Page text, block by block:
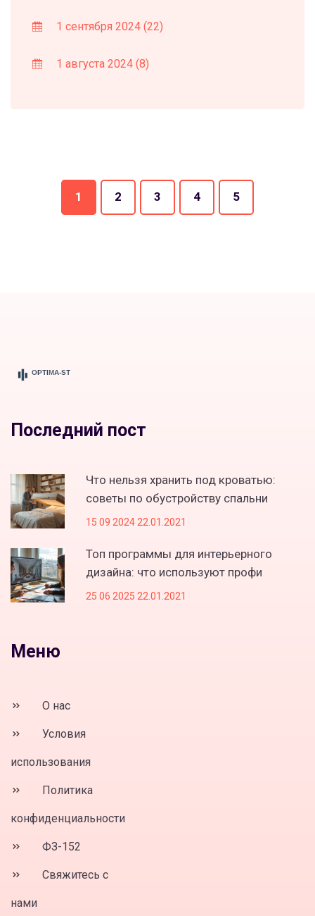
1 сентября 2024 (22)
1 августа 2024 (8)
1 2 3 4 5
Последний пост
Что нельзя хранить под кроватью:
советы по обустройству спальни
15 09 2024 22.01.2021
Топ программы для интерьерного
дизайна: что используют профи
25 06 2025 22.01.2021
Меню
О нас
Условия
использования
Политика
конфиденциальности
ФЗ-152
Свяжитесь с
нами